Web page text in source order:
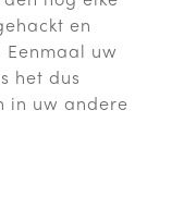
en
uw
het dus
in uw andere